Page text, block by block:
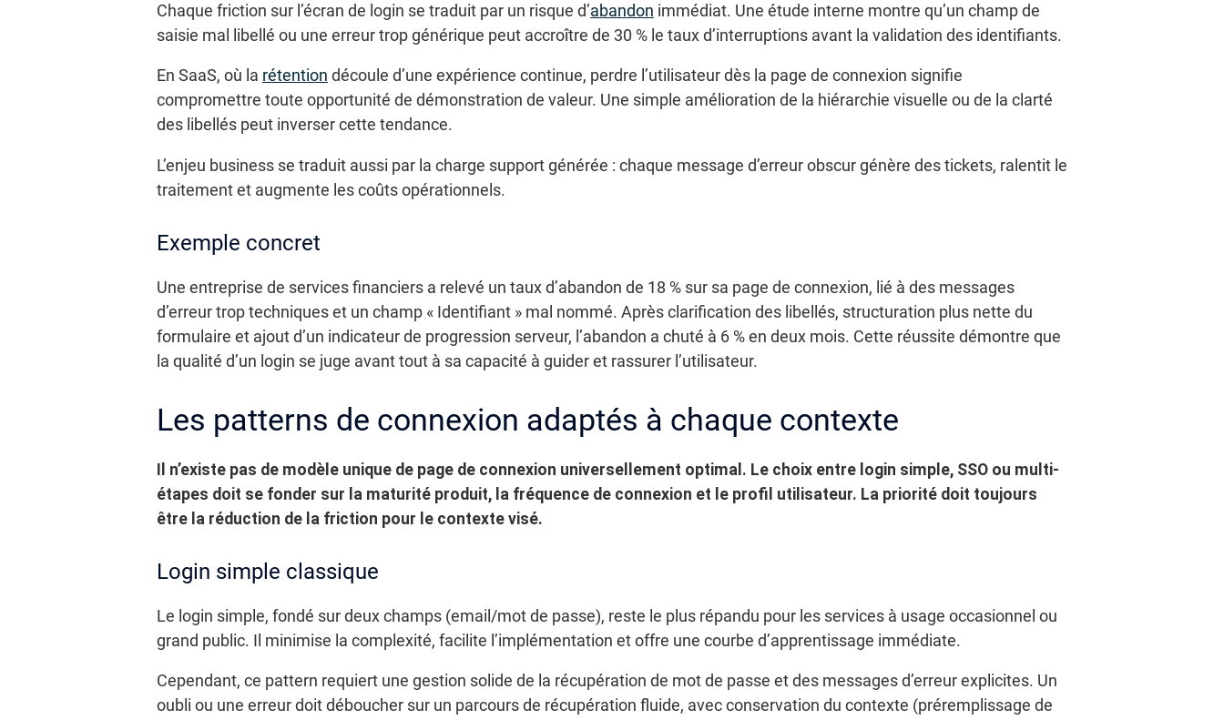
Chaque friction sur l’écran de login se traduit par un risque d’abandon immédiat. Une étude interne montre qu’un champ de
saisie mal libellé ou une erreur trop générique peut accroître de 30 % le taux d’interruptions avant la validation des identifiants.
En SaaS, où la rétention découle d’une expérience continue, perdre l’utilisateur dès la page de connexion signifie
compromettre toute opportunité de démonstration de valeur. Une simple amélioration de la hiérarchie visuelle ou de la clarté
des libellés peut inverser cette tendance.
L’enjeu business se traduit aussi par la charge support générée : chaque message d’erreur obscur génère des tickets, ralentit le
traitement et augmente les coûts opérationnels.
Exemple concret
Une entreprise de services financiers a relevé un taux d’abandon de 18 % sur sa page de connexion, lié à des messages
d’erreur trop techniques et un champ « Identifiant » mal nommé. Après clarification des libellés, structuration plus nette du
formulaire et ajout d’un indicateur de progression serveur, l’abandon a chuté à 6 % en deux mois. Cette réussite démontre que
la qualité d’un login se juge avant tout à sa capacité à guider et rassurer l’utilisateur.
Les patterns de connexion adaptés à chaque contexte
Il n’existe pas de modèle unique de page de connexion universellement optimal. Le choix entre login simple, SSO ou multi-
étapes doit se fonder sur la maturité produit, la fréquence de connexion et le profil utilisateur. La priorité doit toujours
être la réduction de la friction pour le contexte visé.
Login simple classique
Le login simple, fondé sur deux champs (email/mot de passe), reste le plus répandu pour les services à usage occasionnel ou
grand public. Il minimise la complexité, facilite l’implémentation et offre une courbe d’apprentissage immédiate.
Cependant, ce pattern requiert une gestion solide de la récupération de mot de passe et des messages d’erreur explicites. Un
oubli ou une erreur doit déboucher sur un parcours de récupération fluide, avec conservation du contexte (préremplissage de